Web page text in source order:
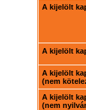
A kijelölt
A kijelölt
A kijelölt
(nem
A kijelölt
(nem